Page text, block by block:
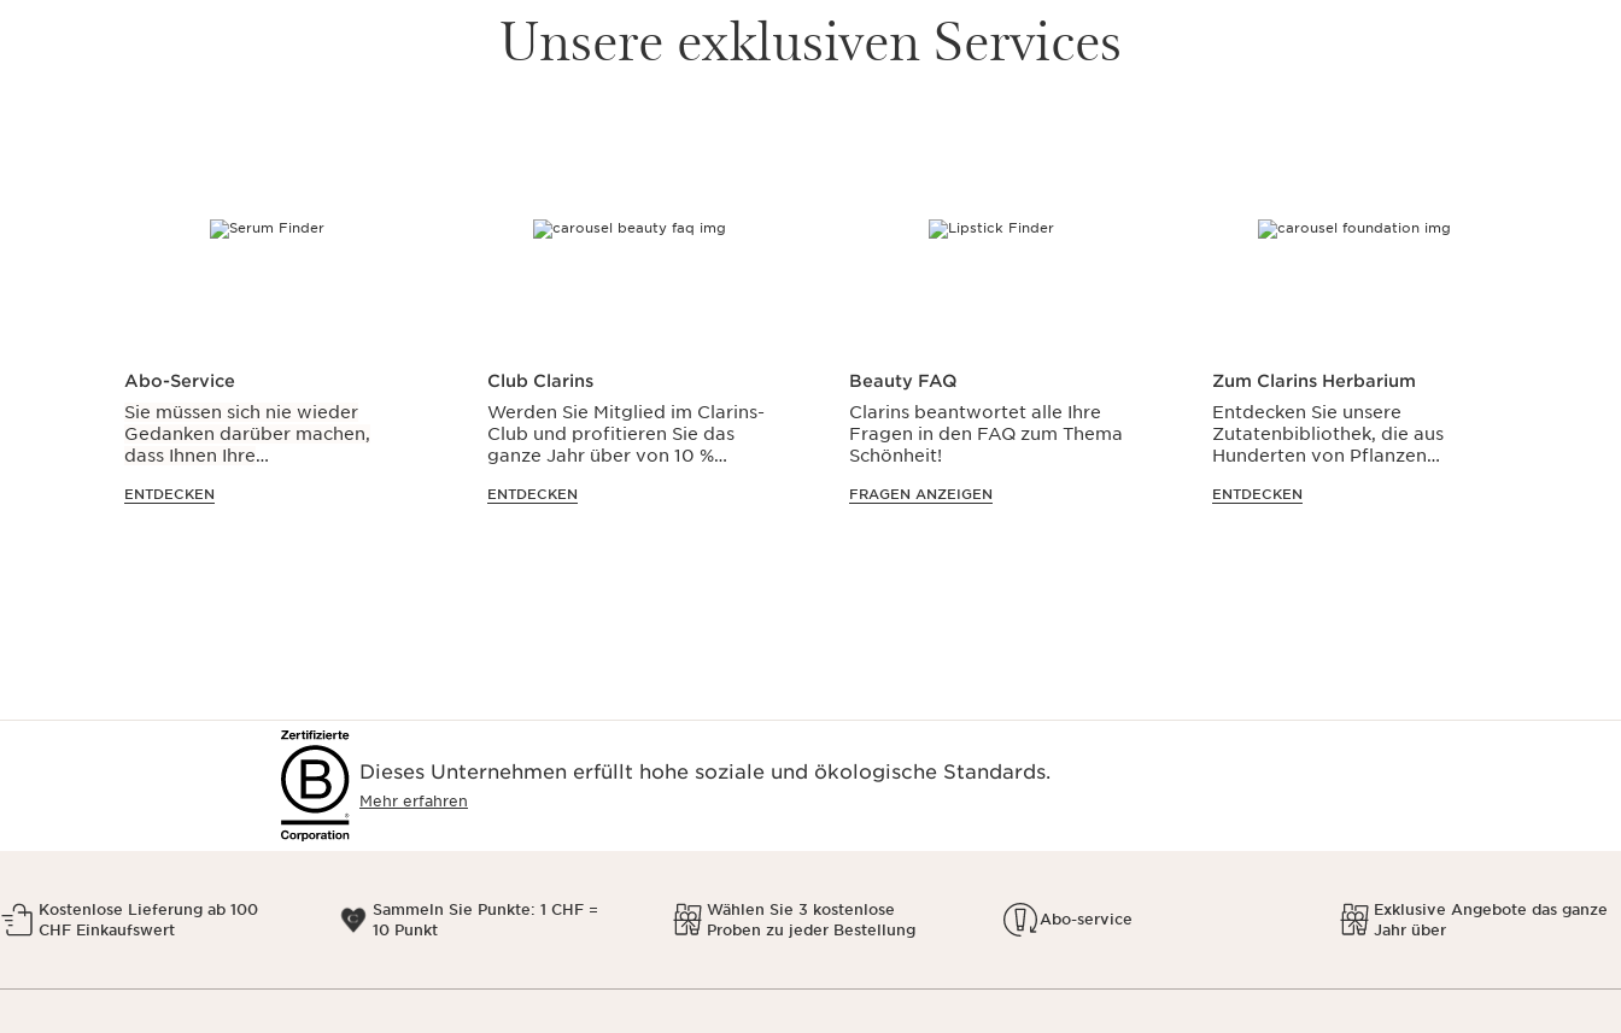
Unsere exklusiven Services
Abo-Service
Sie müssen sich nie wieder
Gedanken darüber machen,
dass Ihnen Ihre
ausgehen könnten!
ENTDECKEN
Club Clarins
Werden Sie Mitglied im Clarins-
Club und profitieren Sie das
ganze Jahr über von 10 %
ENTDECKEN
Beauty FAQ
Clarins beantwortet alle Ihre
Fragen in den FAQ zum Thema
Schönheit!
FRAGEN ANZEIGEN
Zum Clarins Herbarium
Entdecken Sie unsere
Zutatenbibliothek, die aus
Hunderten von Pflanzen
ENTDECKEN
Dieses Unternehmen erfüllt hohe soziale und ökologische Standards.
Mehr erfahren
Kostenlose Lieferung ab 100
CHF Einkaufswert
Sammeln Sie Punkte: 1 CHF =
10 Punkt
Wählen Sie 3 kostenlose
Proben zu jeder Bestellung
Abo-service
Exklusive Angebote das ganze
Jahr über